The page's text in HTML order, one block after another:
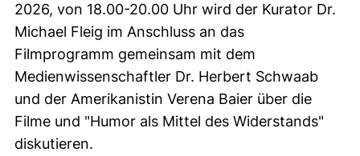
2026, von 18.00-20.00 Uhr wird der Kurator Dr.
Michael Fleig im Anschluss an das
Filmprogramm gemeinsam mit dem
Medienwissenschaftler Dr. Herbert Schwaab
und der Amerikanistin Verena Baier über die
Filme und "Humor als Mittel des Widerstands"
diskutieren.